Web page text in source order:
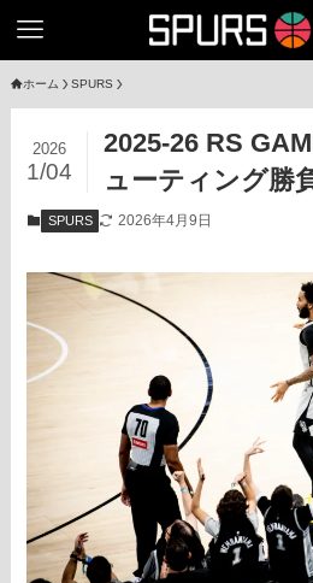
ホーム SPURS
2025-26 RS
ューティング勝
2026
1/04
SPURS 2026年4月9日